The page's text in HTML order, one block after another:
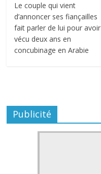
Le couple qui vient
d’annoncer ses fiançailles
fait parler de lui pour avoir
vécu deux ans en
concubinage en Arabie
Publicité